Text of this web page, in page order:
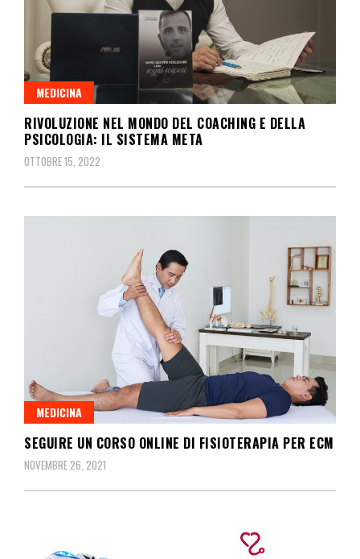
MEDICINA
RIVOLUZIONE NEL MONDO DEL COACHING E DELLA
PSICOLOGIA: IL SISTEMA META
OTTOBRE 15, 2022
MEDICINA
SEGUIRE UN CORSO ONLINE DI FISIOTERAPIA PER ECM
NOVEMBRE 26, 2021